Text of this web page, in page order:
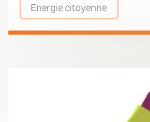
Energie citoyenne